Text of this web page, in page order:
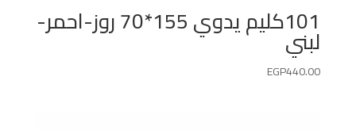
101كليم يدوي 155*70 روز-احمر-
لبني
EGP440.00